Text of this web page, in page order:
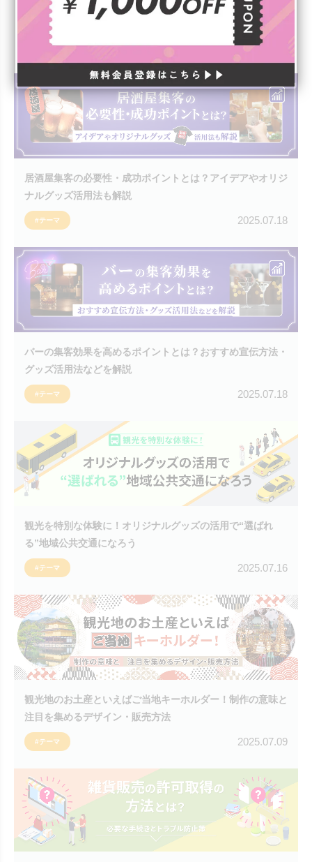
飲食店のオリジナルグッズは集客・認知拡大に効果大！アイ
デア・事例・おすすめなどを解説
#テーマ 2025.07.23
居酒屋集客の必要性・成功ポイントとは？アイデアやオリジ
ナルグッズ活用法も解説
#テーマ 2025.07.18
バーの集客効果を高めるポイントとは？おすすめ宣伝方法・
グッズ活用法などを解説
#テーマ 2025.07.18
観光を特別な体験に！オリジナルグッズの活用で“選ばれ
る”地域公共交通になろう
#テーマ 2025.07.16
観光地のお土産といえばご当地キーホルダー！制作の意味と
注目を集めるデザイン・販売方法
#テーマ 2025.07.09